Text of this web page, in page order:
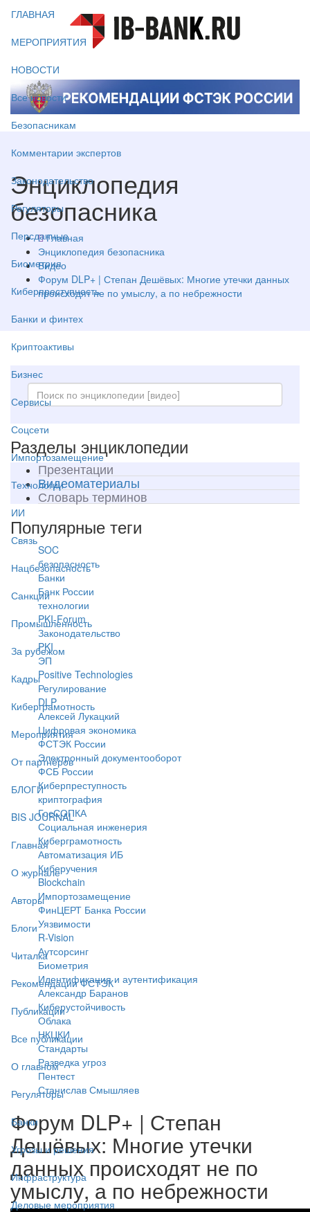
ГЛАВНАЯ
МЕРОПРИЯТИЯ
НОВОСТИ
Все новости
Безопасникам
Комментарии экспертов
Законодательство
Регуляторы
Персданные
Биометрия
Киберпреступность
Банки и финтех
Криптоактивы
Бизнес
Сервисы
Соцсети
Импортозамещение
Технологии
ИИ
Связь
Нацбезопасность
Санкции
Промышленность
За рубежом
Кадры
Киберграмотность
Мероприятия
От партнёров
БЛОГИ
BIS JOURNAL
Главная
О журнале
Авторы
Блоги
Читалка
Рекомендации ФСТЭК
Публикации
Все публикации
О главном
Регуляторы
Банки
Угрозы и решения
Инфраструктура
Деловые мероприятия
Энциклопедия
безопасника
Главная
Энциклопедия безопасника
Видео
Форум DLP+ | Степан Дешёвых: Многие утечки данных
происходят не по умыслу, а по небрежности
Разделы энциклопедии
Презентации
Видеоматериалы
Словарь терминов
Популярные теги
SOC
безопасность
Банки
Банк России
технологии
PKI-Forum
Законодательство
PKI
ЭП
Positive Technologies
Регулирование
DLP
Алексей Лукацкий
Цифровая экономика
ФСТЭК России
Электронный документооборот
ФСБ России
Киберпреступность
криптография
ГосСОПКА
Социальная инженерия
Киберграмотность
Автоматизация ИБ
Киберучения
Blockchain
Импортозамещение
ФинЦЕРТ Банка России
Уязвимости
R-Vision
Аутсорсинг
Биометрия
Идентификация и аутентификация
Александр Баранов
Киберустойчивость
Облака
НКЦКИ
Стандарты
Разведка угроз
Пентест
Станислав Смышляев
Форум DLP+ | Степан
Дешёвых: Многие утечки
данных происходят не по
умыслу, а по небрежности